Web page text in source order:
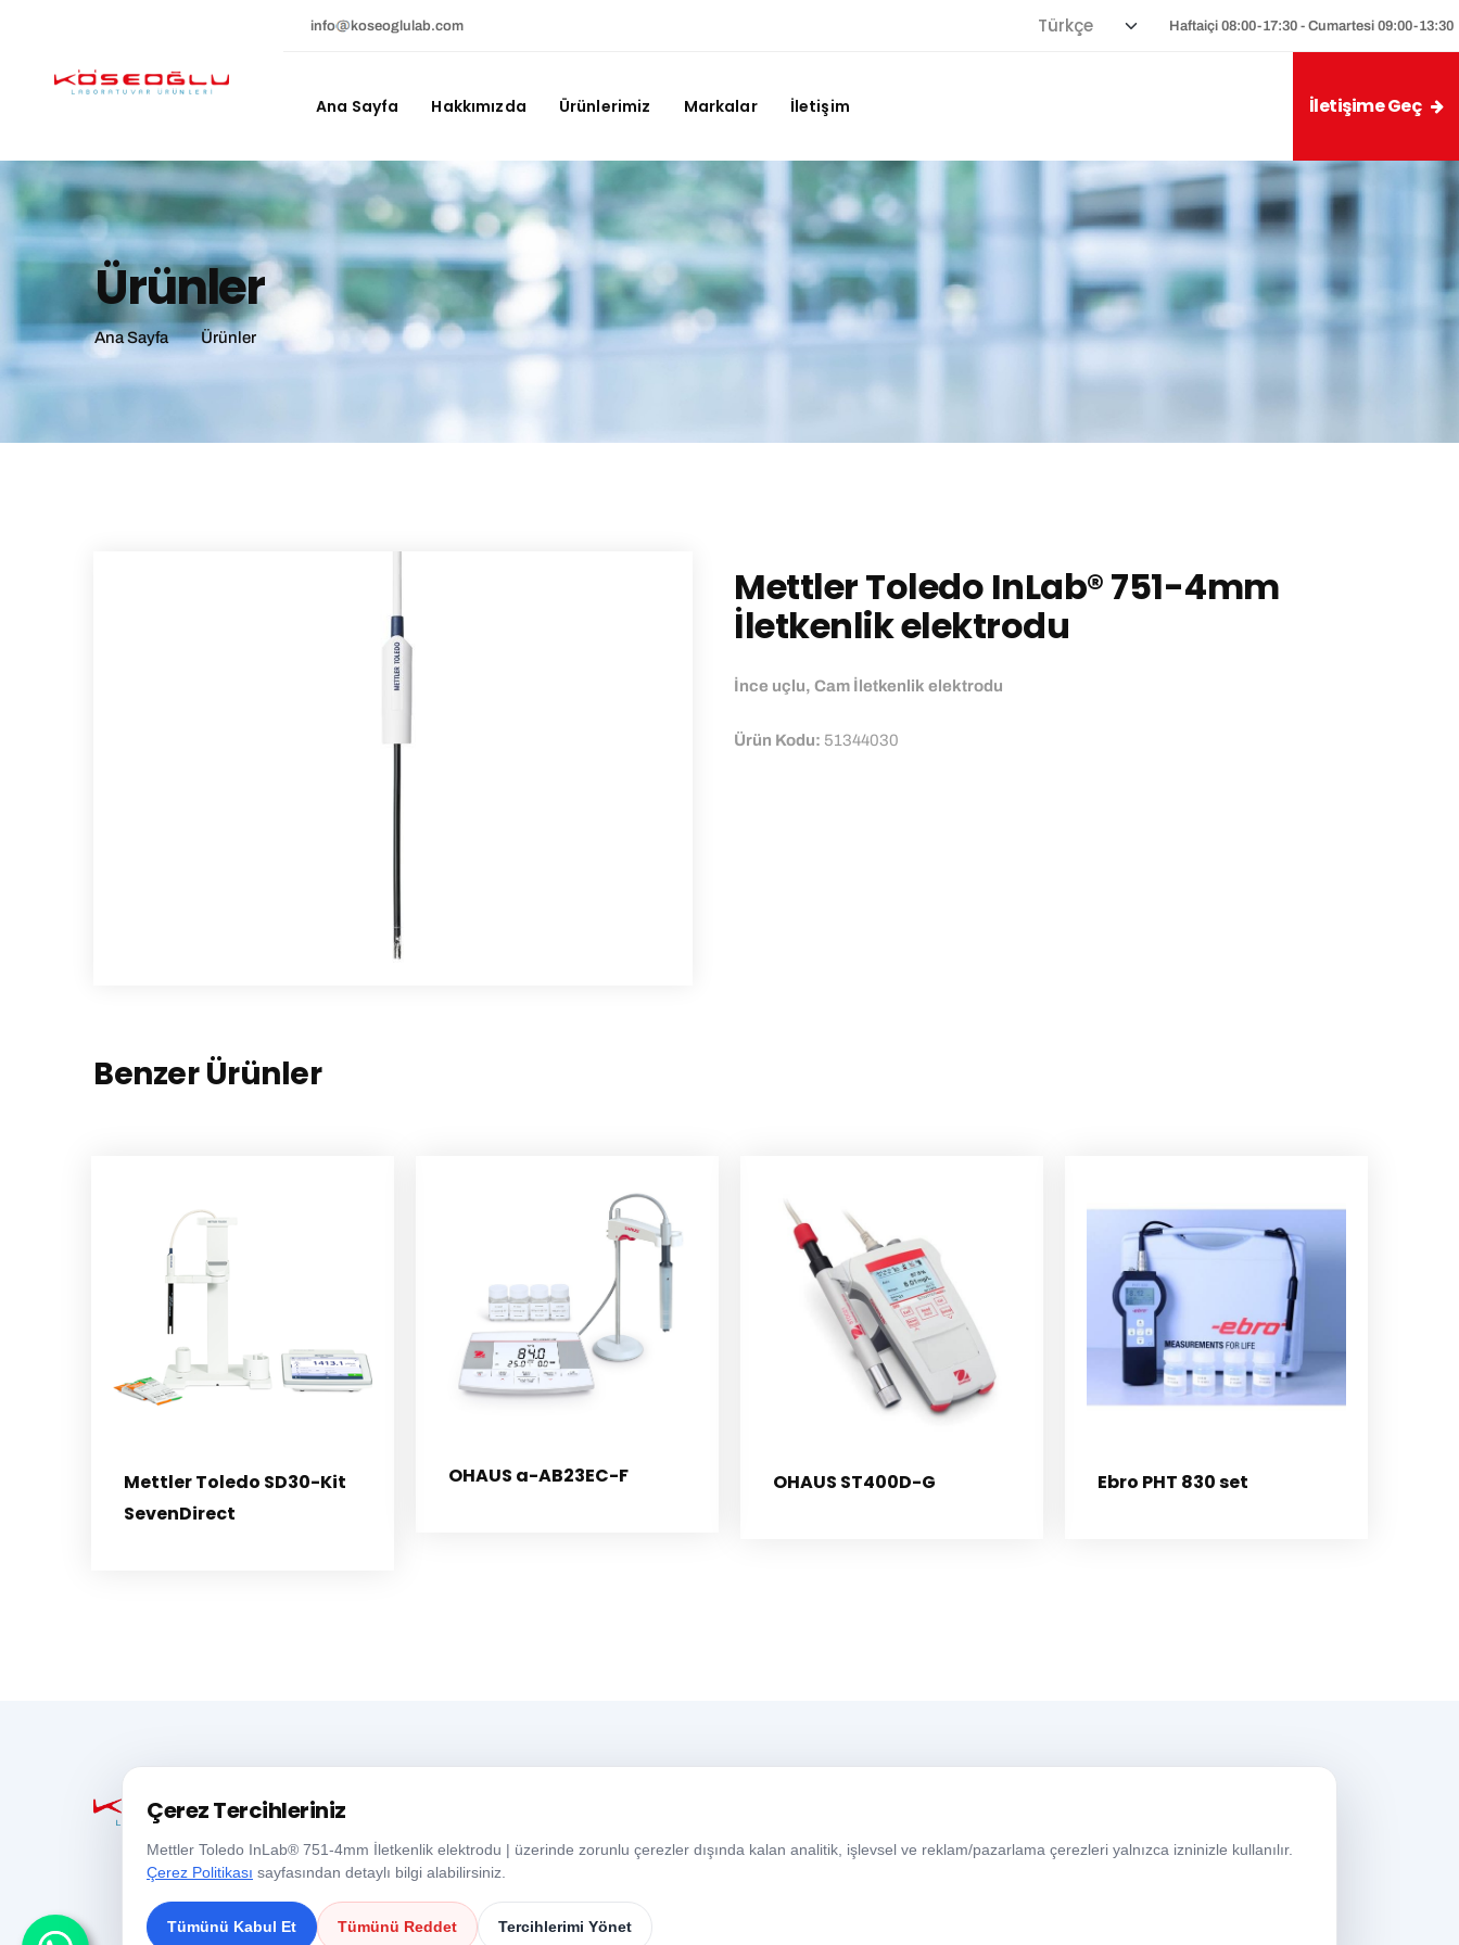
info koseoglulab.com Haftaiçi 08:00-17:30 - Cumartesi 09:00-13:30
Ana Sayfa Hakkımızda Ürünlerimiz Markalar İletişim İletişime Geç
Ürünler
Ana Sayfa Ürünler
Mettler Toledo InLab® 751-4mm
İletkenlik elektrodu
İnce uçlu, Cam İletkenlik elektrodu
Ürün Kodu: 51344030
Benzer Ürünler
Mettler Toledo SD30-Kit
SevenDirect
OHAUS a-AB23EC-F OHAUS ST400D-G Ebro PHT 830 set
Ürünlerimiz
Haftaiçi 08:00-17:30
Çerez Tercihleriniz
Mettler Toledo InLab® 751-4mm İletkenlik elektrodu | üzerinde zorunlu çerezler dışında kalan analitik, işlevsel ve reklam/pazarlama çerezleri yalnızca izninizle kullanılır.
Çerez Politikası sayfasından detaylı bilgi alabilirsiniz.
Tümünü Kabul Et Tümünü Reddet Tercihlerimi Yönet